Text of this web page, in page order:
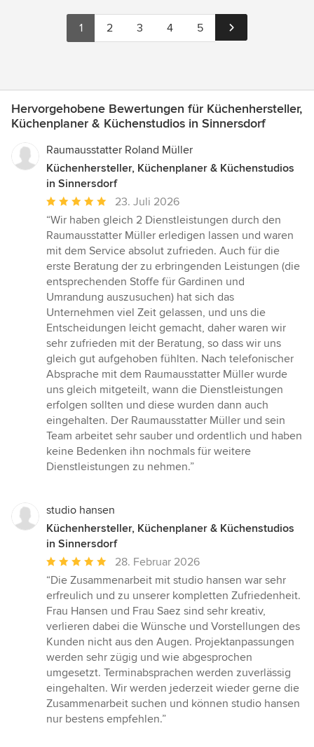
1 2 3 4 5
Hervorgehobene Bewertungen für Küchenhersteller,
Küchenplaner & Küchenstudios in Sinnersdorf
Raumausstatter Roland Müller
Küchenhersteller, Küchenplaner & Küchenstudios
in Sinnersdorf
Durchschnittliche
Bewertung:
5
von
5
Sternen
23. Juli 2026
“Wir haben gleich 2 Dienstleistungen durch den
Raumausstatter Müller erledigen lassen und waren
mit dem Service absolut zufrieden. Auch für die
erste Beratung der zu erbringenden Leistungen (die
entsprechenden Stoffe für Gardinen und
Umrandung auszusuchen) hat sich das
Unternehmen viel Zeit gelassen, und uns die
Entscheidungen leicht gemacht, daher waren wir
sehr zufrieden mit der Beratung, so dass wir uns
gleich gut aufgehoben fühlten. Nach telefonischer
Absprache mit dem Raumausstatter Müller wurde
uns gleich mitgeteilt, wann die Dienstleistungen
erfolgen sollten und diese wurden dann auch
eingehalten. Der Raumausstatter Müller und sein
Team arbeitet sehr sauber und ordentlich und haben
keine Bedenken ihn nochmals für weitere
Dienstleistungen zu nehmen.”
studio hansen
Küchenhersteller, Küchenplaner & Küchenstudios
in Sinnersdorf
Durchschnittliche
Bewertung:
5
von
5
Sternen
28. Februar 2026
“Die Zusammenarbeit mit studio hansen war sehr
erfreulich und zu unserer kompletten Zufriedenheit.
Frau Hansen und Frau Saez sind sehr kreativ,
verlieren dabei die Wünsche und Vorstellungen des
Kunden nicht aus den Augen. Projektanpassungen
werden sehr zügig und wie abgesprochen
umgesetzt. Terminabsprachen werden zuverlässig
eingehalten. Wir werden jederzeit wieder gerne die
Zusammenarbeit suchen und können studio hansen
nur bestens empfehlen.”